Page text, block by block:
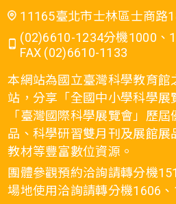
11165臺北市士林區士商路
(02)6610-1234分機1000、
FAX (02)6610-1133
本網站為國立臺灣科學教育館
站，分享「全國中小學科學展
「臺灣國際科學展覽會」歷屆
品、科學研習雙月刊及展館展
教材等豐富數位資源。
團體參觀預約洽詢請轉分機
場地使用洽詢請轉分機1606